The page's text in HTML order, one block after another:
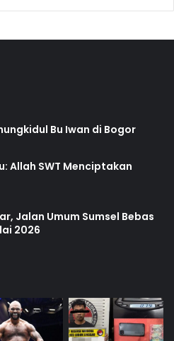
Bu Iwan di Bogor
Allah SWT Menciptakan
Jalan Umum Sumsel Bebas
2026